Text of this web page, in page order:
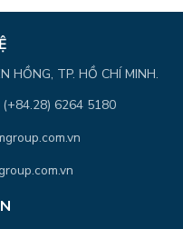
HỒNG, TP. HỒ CHÍ MINH.
(+84.28) 6264 5180